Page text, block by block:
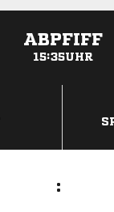
ABPFIFF
15:35UHR
: